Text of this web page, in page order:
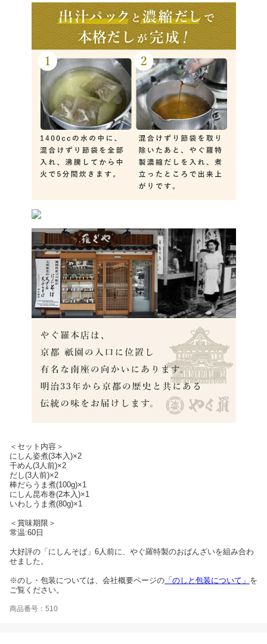
＜セット内容＞
にしん姿煮(3本入)×2
干めん(3人前)×2
だし(3人前)×2
棒だらうま煮(100g)×1
にしん昆布巻(2本入)×1
いわしうま煮(80g)×1
＜賞味期限＞
常温:60日
大好評の「にしんそば」6人前に、やぐ羅特製のおばんざいを組み合わ
せました。
※のし・包装については、会社概要ページの 「のしと包装について」 を
ご覧ください。
商品番号：510